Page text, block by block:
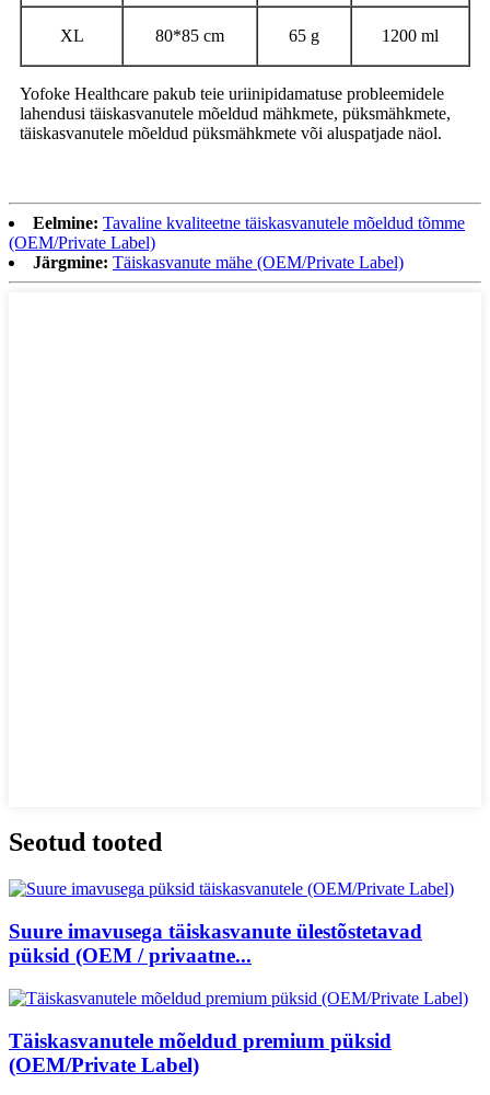
XL 80*85 cm 65 g 1200 ml
Yofoke Healthcare pakub teie uriinipidamatuse probleemidele
lahendusi täiskasvanutele mõeldud mähkmete, püksmähkmete,
täiskasvanutele mõeldud püksmähkmete või aluspatjade näol.
Eelmine: Tavaline kvaliteetne täiskasvanutele mõeldud tõmme
(OEM/Private Label)
Järgmine: Täiskasvanute mähe (OEM/Private Label)
Seotud tooted
Suure imavusega täiskasvanute ülestõstetavad
püksid (OEM / privaatne...
Täiskasvanutele mõeldud premium püksid
(OEM/Private Label)